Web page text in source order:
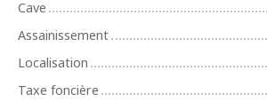
Cave
Assainissement
Localisation
Taxe foncière